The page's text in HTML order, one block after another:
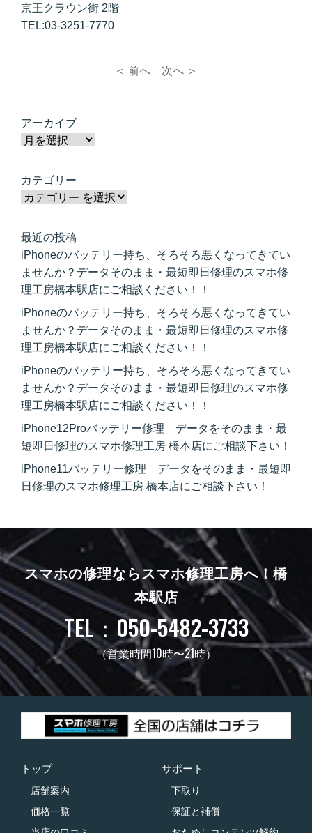
京王クラウン街 2階
TEL:03-3251-7770
＜ 前へ 次へ ＞
アーカイブ
カテゴリー
最近の投稿
iPhoneのバッテリー持ち、そろそろ悪くなってきてい
ませんか？データそのまま・最短即日修理のスマホ修
理工房橋本駅店にご相談ください！！
iPhoneのバッテリー持ち、そろそろ悪くなってきてい
ませんか？データそのまま・最短即日修理のスマホ修
理工房橋本駅店にご相談ください！！
iPhoneのバッテリー持ち、そろそろ悪くなってきてい
ませんか？データそのまま・最短即日修理のスマホ修
理工房橋本駅店にご相談ください！！
iPhone12Proバッテリー修理 データをそのまま・最
短即日修理のスマホ修理工房 橋本店にご相談下さい！
iPhone11バッテリー修理 データをそのまま・最短即
日修理のスマホ修理工房 橋本店にご相談下さい！
スマホの修理ならスマホ修理工房へ！ 橋
本駅店
TEL：050-5482-3733
（営業時間10時〜21時）
トップ
店舗案内
価格一覧
サポート
下取り
保証と補償